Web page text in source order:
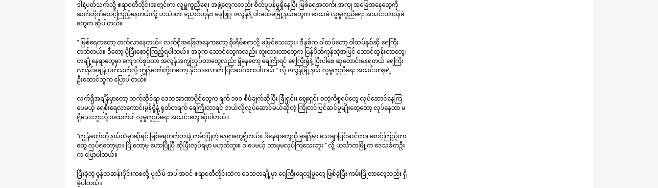
ဒါနဲ့ပတ်သက်လို့ ဧရာဝတီတိုင်းအတွင်းက လူမှူကူညီရေး အဖွဲ့တွေကလည်း စိတ်ပူပန်မှုရှိနေပြီး မြစ်ရေအတက်၊ အကျ အခြေအနေတွေကို
ဆက်တိုက်စောင့်ကြည့်နေတယ်လို့ ဟင်္သာတ၊ ညောင်တုန်း၊ ဓနုဖြူ၊ ဇလွန်နဲ့ ဝါးခယ်မမြို့နယ်တွေက ဒေသခံ လူမှုကူညီရေး အသင်းတာဝန်ခံ
တွေက ဆိုပါတယ်။
“ မြစ်ရေကတော့ တက်လာနေတယ်။ လက်ရှိအခြေအနေကတော့ စိုးရိမ်စရာလို့ မမြင်သေးဘူး။ ဒီနှစ်က ဝါထပ်တော့ ဝါထပ်နှစ်ဆို ရေကြီး
တတ်တယ်။ ဒီတော့ ပိုပြီးစောင့်ကြည့်ရပါတယ်။ အခုက သောင်တွေကလည်း တူးထားတာတွေက ပြန်ပိတ်ကုန်တဲ့အပြင် သောင်ထွန်းတာတွေ၊
တချို့နေရာတွေမှာ ကျောက်စုပ်တာ အလွန်အကျွံလုပ်တာတွေလည်း ရှိနေတော့ ရေကြီးရင် ရေကြီးရုံနဲ့ ပြီးပါစေ ဆုတောင်းနေရတယ် ရေကြီး
လာနိုင်ချေနဲ့ ပတ်သက်လို့ ကျွန်တော်တို့ကတော့ နိုင်သလောက် ပြင်ဆင်ထားပါတယ် ” လို့ ဇလွန်မြို့နယ် လူမှုကူညီရေး အသင်းတခုရဲ့
ဦးဆောင်သူက ပြောပါတယ်။
လက်ရှိအချိန်မှာတော့ သက်ဆိုင်ရာ ဒေသအာဏာပိုင်တွေက ရက် ၁၀၀ စီမံချက်ဆိုပြီး ခြုံရှင်း၊ ဈေးရှင်း စတဲ့ကိစ္စရပ်တွေ လုပ်ဆောင်နေကြ
ပေမယ့် ရေစီးရေလာကောင်းမွန်ဖို့နဲ့ ရုတ်တရက် ရေကြီးလာရင် ဘယ်လိုလုပ်ဆောင်မယ်ဆိုတဲ့ ကြိုတင်ပြင်ဆင်မှုမျိုးတွေတော့ လုပ်နေတာ မ
ရှိသေးဘူးလို့ အထက်ပါ လူမှုကူညီရေး အသင်းတွေ ဆိုပါတယ်။
“ကျွန်တော်တို့ နယ်ထဲမှာဆိုရင် မြစ်ရေတက်တာနဲ့ ကမ်းပြိုတဲ့ နေရာတွေရှိတယ်။ ဒီနေရာတွေကို ခုချိန်မှာ သေချာပြင်ဆင်တာ၊ စောင့်ကြည့်တာ
တွေ လုပ်ရတော့မှာ။ ပြိုတော့မှ ဟောပြိုပြီ ဆိုပြီးလုပ်ရမှာ မဟုတ်ဘူး။ ဒါပေမယ့် ဘာမှမလုပ်ကြသေးဘူး ” လို့ ဟင်္သာတမြို့က ဒေသခံတဦး
က ပြောပါတယ်။
ပြီးခဲ့တဲ့ ဇွန်လဆန်းပိုင်းကစလို့ ပုသိမ် အပါအဝင် ဧရာဝတီတိုင်းထဲက ဒေသတချို့မှာ ရေကြီးရေလျှံမှုတွေ ဖြစ်ခဲ့ပြီး ကမ်းပြိုတာတွေလည်း ရှိ
ခဲ့ပါတယ်။